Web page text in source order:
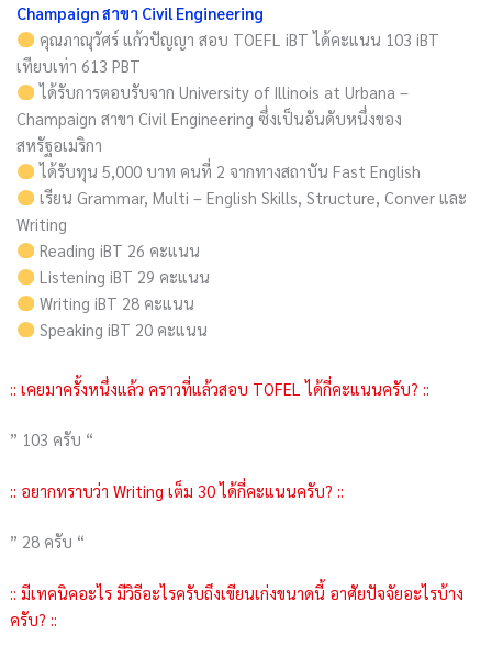
Champaign สาขา Civil Engineering
คุณภาณุวัศร์ แก้วปัญญา สอบ TOEFL iBT ได้คะแนน 103 iBT
เทียบเท่า 613 PBT
ได้รับการตอบรับจาก University of Illinois at Urbana –
Champaign สาขา Civil Engineering ซึ่งเป็นอันดับหนึ่งของ
สหรัฐอเมริกา
ได้รับทุน 5,000 บาท คนที่ 2 จากทางสถาบัน Fast English
เรียน Grammar, Multi – English Skills, Structure, Conver และ
Writing
Reading iBT 26 คะแนน
Listening iBT 29 คะแนน
Writing iBT 28 คะแนน
Speaking iBT 20 คะแนน
:: เคยมาครั้งหนึ่งแล้ว คราวที่แล้วสอบ TOFEL ได้กี่คะแนนครับ? ::
” 103 ครับ “
:: อยากทราบว่า Writing เต็ม 30 ได้กี่คะแนนครับ? ::
” 28 ครับ “
:: มีเทคนิคอะไร มีวิธีอะไรครับถึงเขียนเก่งขนาดนี้ อาศัยปัจจัยอะไรบ้าง
ครับ? ::